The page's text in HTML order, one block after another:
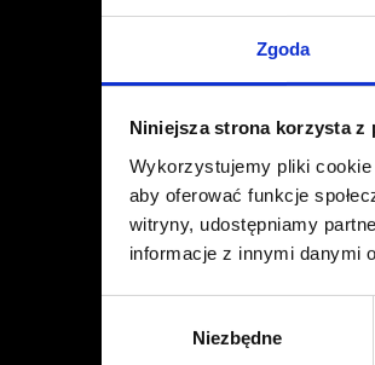
Zgoda
Niniejsza strona korzysta z
Wykorzystujemy pliki cookie
aby oferować funkcje
witryny, udostępniamy
informacje z innymi danymi
Niezbędne